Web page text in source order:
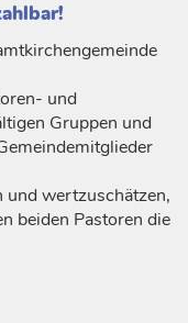
und
Gruppen und
und wertzuschätzen,
beiden Pastoren die